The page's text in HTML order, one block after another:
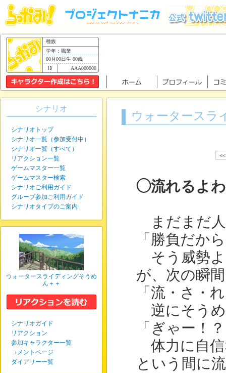
種族
学年：職業
00月00日生 00歳
AAA000000
ウォータースラ
◯流れるよ
まだまだ
「勝負だか
そう威勢よ
が、次の瞬
「流・さ・
逆にそうめ
「ぎゃー！
体力に自信
という間に
シナリオ
シナリオトップ
シナリオ一覧（参加受付中）
シナリオ一覧（すべて）
リアクション一覧
ゲームマスター一覧
ゲームマスター検索
シナリオご利用ガイド
グループ参加ご利用ガイド
シナリオタイプのご案内
ウォータースライディングそうめ
ん＋＋
シナリオガイド
リアクション
参加キャラクター一覧
コメントページ
ダイアリー一覧